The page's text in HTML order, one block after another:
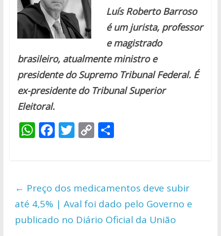
Luís Roberto Barroso
é um jurista, professor
e magistrado
brasileiro, atualmente ministro e
presidente do Supremo Tribunal Federal. É
ex-presidente do Tribunal Superior
Eleitoral.
W
A
p
p
F
o
o
k
T C
Li
n
k
S
← Preço dos medicamentos deve subir
até 4,5% | Aval foi dado pelo Governo e
publicado no Diário Oficial da União